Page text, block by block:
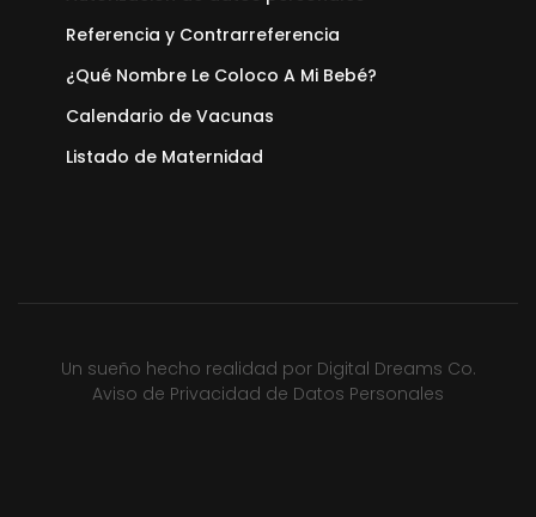
Referencia y Contrarreferencia
¿Qué Nombre Le Coloco A Mi Bebé?
Calendario de Vacunas
Listado de Maternidad
Un sueño hecho realidad por Digital Dreams Co.
Aviso de Privacidad de Datos Personales